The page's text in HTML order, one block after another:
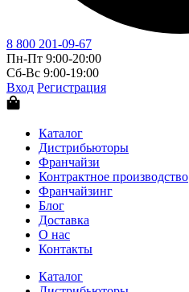
8 800 201-09-67
Пн-Пт 9:00-20:00
Сб-Вс 9:00-19:00
Вход Регистрация
Каталог
Дистрибьюторы
Франчайзи
Контрактное производство
Франчайзинг
Блог
Доставка
О нас
Контакты
Каталог